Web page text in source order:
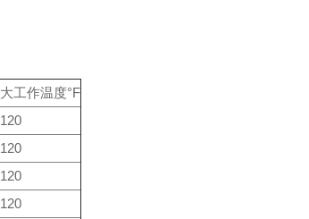
大工作温度°F
120
120
120
120